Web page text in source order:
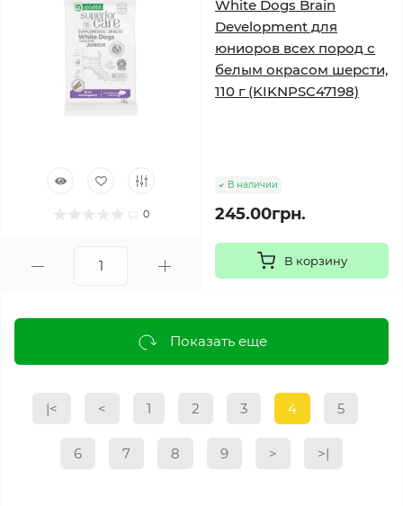
0
White Dogs Brain
Development для
юниоров всех пород с
белым окрасом шерсти,
110 г (KIKNPSC47198)
В наличии
245.00грн.
В корзину
Показать еще
|< < 1 2 3 4 5
6 7 8 9 > >|